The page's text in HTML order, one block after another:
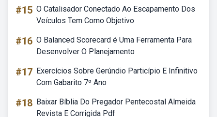
#15 O Catalisador Conectado Ao Escapamento Dos
Veículos Tem Como Objetivo
#16 O Balanced Scorecard é Uma Ferramenta Para
Desenvolver O Planejamento
#17 Exercícios Sobre Gerúndio Particípio E Infinitivo
Com Gabarito 7º Ano
#18 Baixar Bíblia Do Pregador Pentecostal Almeida
Revista E Corrigida Pdf